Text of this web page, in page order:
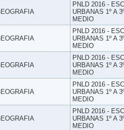
PNLD 2016 -
URBANAS 1º A
MEDIO
PNLD 2016 -
URBANAS 1º A
MEDIO
PNLD 2016 -
URBANAS 1º A
MEDIO
PNLD 2016 -
URBANAS 1º A
MEDIO
PNLD 2016 -
URBANAS 1º A
MEDIO